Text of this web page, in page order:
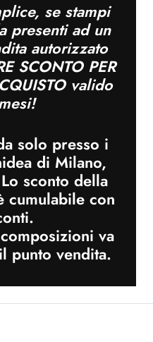
se stampi
presenti ad un
autorizzato
SCONTO PER
valido
solo presso i
di Milano,
sconto della
cumulabile con
va
punto vendita.